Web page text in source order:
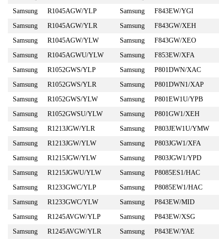
Samsung
R1045AGW/YLP Samsung
F843EW/YGI
Samsung
R1045AGW/YLR Samsung
F843GW/XEH
Samsung
R1045AGW/YLW Samsung
F843GW/XEO
Samsung
R1045AGWU/YLW Samsung
F853EW/XFA
Samsung
R1052GWS/YLP Samsung
P801DWN/XAC
Samsung
R1052GWS/YLR Samsung
P801DWN1/XAP
Samsung
R1052GWS/YLW Samsung
P801EW1U/YPB
Samsung
R1052GWSU/YLW Samsung
P801GW1/XEH
Samsung
R1213JGW/YLR Samsung
P803JEW1U/YMW
Samsung
R1213JGW/YLW Samsung
P803JGW1/XFA
Samsung
R1215JGW/YLW Samsung
P803JGW1/YPD
Samsung
R1215JGWU/YLW Samsung
P8085ES1/HAC
Samsung
R1233GWC/YLP Samsung
P8085EW1/HAC
Samsung
R1233GWC/YLW Samsung
P843EW/MID
Samsung
R1245AVGW/YLP Samsung
P843EW/XSG
Samsung
R1245AVGW/YLR Samsung
P843EW/YAE